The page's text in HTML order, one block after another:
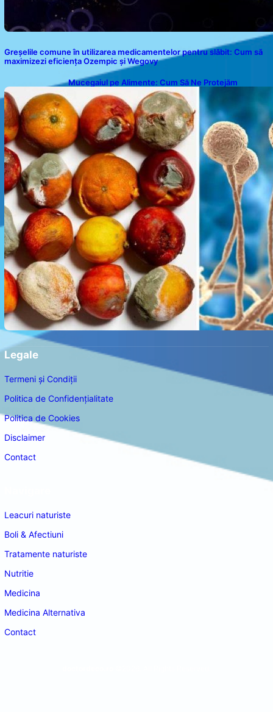
Greșelile comune în utilizarea medicamentelor pentru slăbit: Cum să
maximizezi eficiența Ozempic și Wegovy
Mucegaiul pe Alimente: Cum Să Ne Protejăm
Legale
Termeni și Condiții
Politica de Confidențialitate
Politica de Cookies
Disclaimer
Contact
Leacuri naturiste
Boli & Afectiuni
Tratamente naturiste
Nutritie
Medicina
Medicina Alternativa
Contact